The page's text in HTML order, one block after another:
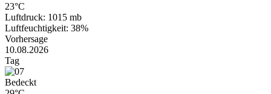
23°C
Luftdruck: 1015 mb
Luftfeuchtigkeit: 38%
Vorhersage
10.08.2026
Tag
Bedeckt